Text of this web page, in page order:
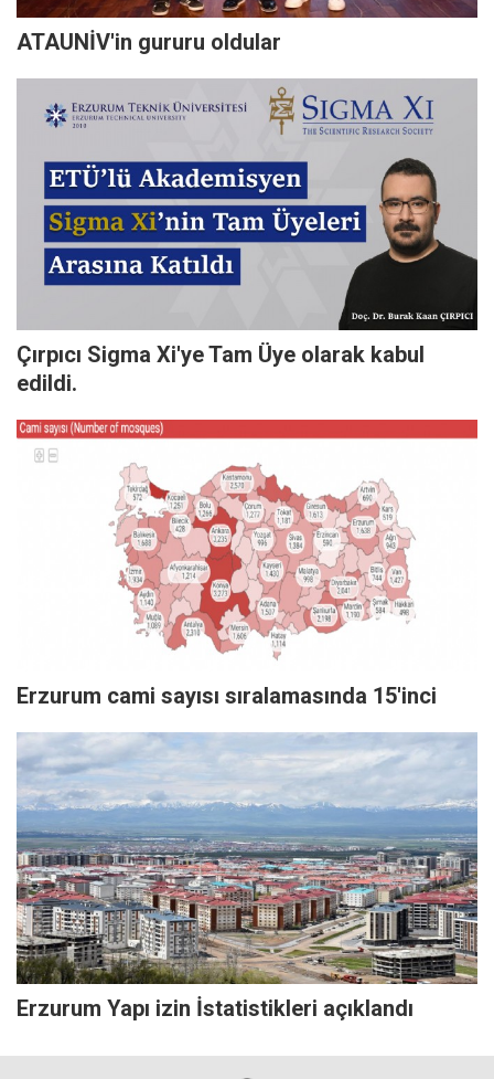
ATAUNİV'in gururu oldular
Çırpıcı Sigma Xi'ye Tam Üye olarak kabul
edildi.
Erzurum cami sayısı sıralamasında 15'inci
Erzurum Yapı izin İstatistikleri açıklandı